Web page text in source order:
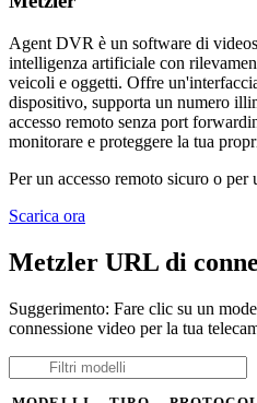
Agent DVR è un software di
intelligenza artificiale con
veicoli e oggetti. Offre
dispositivo, supporta un numero
accesso remoto senza port
monitorare e proteggere la tua
Per un accesso remoto sicuro o per
Scarica ora
Metzler URL di
Suggerimento: Fare clic su un
connessione video per la tua